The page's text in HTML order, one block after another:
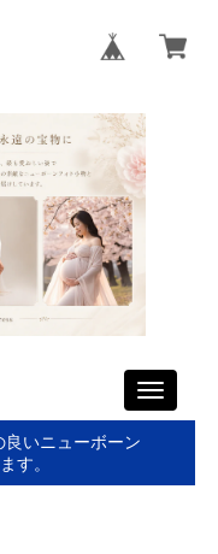
Toggle
いニューボーン
す。